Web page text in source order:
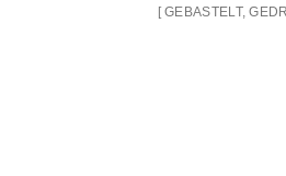
[GEBASTELT,